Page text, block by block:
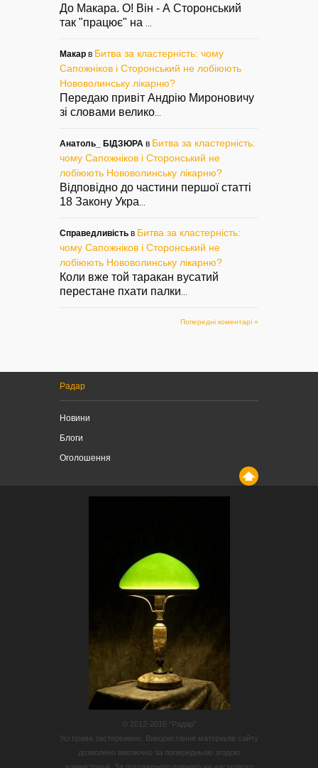
До Макара. О! Він - А Сторонський
так "працює" на
Макар в Битва за кластерність: чому
Сапожніков і Сторонський не лобіюють
Нововолинську лікарню?
Передаю привіт Андрію Мироновичу
зі словами велико
Анатоль_ БІДЗЮРА в Битва за кластерність:
чому Сапожніков і Сторонський не
лобіюють Нововолинську лікарню?
Відповідно до частини першої статті
18 Закону Укра
Справедливість в Битва за кластерність:
чому Сапожніков і Сторонський не
лобіюють Нововолинську лікарню?
Коли вже той таракан вусатий
перестане пхати палки
Попередні коментарі »
Радар
Новини
Блоги
Оголошення
© 2012-2016 “Радар”
Усі права застережено. Використання матеріалів сайту
дозволено виключно за попередньою згодою